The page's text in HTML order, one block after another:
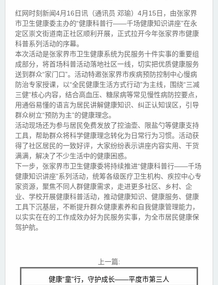
红网时刻新闻4月16日讯（通讯员 邓瑜）4月15日，由张家界
市卫生健康委主办的“健康科普行——千场健康知识讲座”在永
定区崇文街道南正社区顺利开展，正式拉开今年张家界市健康
科普系列活动的序幕。
本次活动是张家界市卫生健康系统为民服务十件实事的重要组
成部分，将首场科普活动落地社区一线，切实把优质健康服务
送到群众“家门口”。活动特邀张家界市疾病预防控制中心慢病
防治专家授课，以“全民健康生活方式行动”为主线，围绕“三减
三健”核心内容，结合高血压、糖尿病等常见慢性病防控要点，
用通俗易懂的语言为居民讲解健康知识、纠正认知误区，引导
群众树立“预防为主”的健康理念。
活动现场还为参与居民免费发放了控油壶、限盐勺等健康支持
工具，帮助群众将科学健康理念转化为日常行为习惯。活动获
得了社区居民的一致好评，大家纷纷表示讲座内容实用、干货
满满，解决了不少生活中的健康困惑。
下一步，张家界市卫生健康委将持续推进“健康科普行——千场
健康知识讲座”系列活动，统筹各级医疗卫生机构、疾控中心专
家资源，聚焦不同人群健康需求，走进更多社区、乡村、企
业、学校开展健康科普活动，推动健康知识、健康服务、健康
工具下沉基层，不断提升群众健康素养和自我健康管理能力，
以实实在在的工作成效办好为民服务实事，为全市居民健康保
驾护航。
上一篇:
健康“童”行，守护成长——平度市第三人